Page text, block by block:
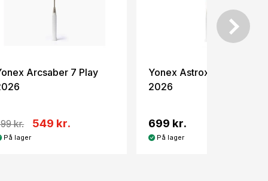
Arcsaber 7 Play
kr. 549 kr.
På lager
Yonex Astrox 77 Play
2026
699 kr.
På lager